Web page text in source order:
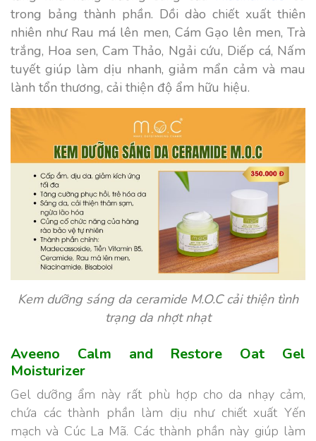
trong bảng thành phần. Dồi dào chiết xuất thiên
nhiên như Rau má lên men, Cám Gạo lên men, Trà
trắng, Hoa sen, Cam Thảo, Ngải cứu, Diếp cá, Nấm
tuyết giúp làm dịu nhanh, giảm mẩn cảm và mau
lành tổn thương, cải thiện độ ẩm hữu hiệu.
Kem dưỡng sáng da ceramide M.O.C cải thiện tình
trạng da nhợt nhạt
Aveeno Calm and Restore Oat Gel
Moisturizer
Gel dưỡng ẩm này rất phù hợp cho da nhạy cảm,
chứa các thành phần làm dịu như chiết xuất Yến
mạch và Cúc La Mã. Các thành phần này giúp làm